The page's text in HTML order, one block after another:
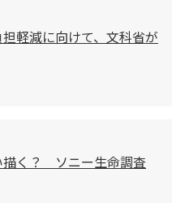
軽減に向けて、文科省が
く？ ソニー生命調査